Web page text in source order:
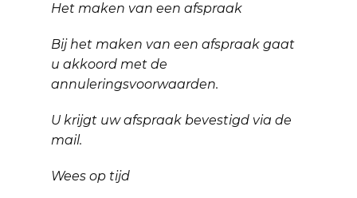
Het maken van een afspraak
Bij het maken van een afspraak gaat
u akkoord met de
annuleringsvoorwaarden.
U krijgt uw afspraak bevestigd via de
mail.
Wees op tijd